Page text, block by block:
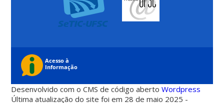
Desenvolvido com o CMS de código abertoWordpress
Última atualização do site foi em 28 de maio 2025 -